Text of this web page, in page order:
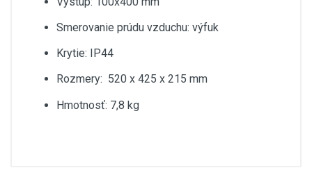
Smerovanie prúdu vzduchu: výfuk
Krytie: IP44
Rozmery: 520 x 425 x 215 mm
Hmotnosť: 7,8 kg